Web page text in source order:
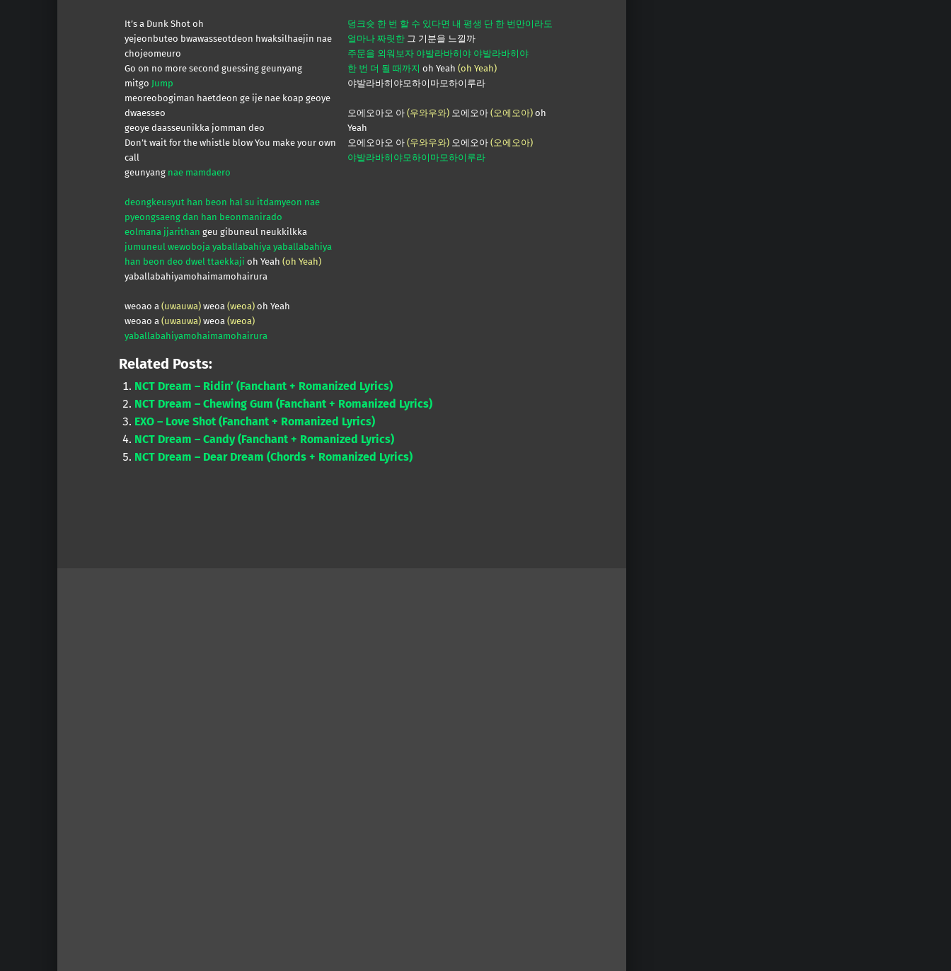
It’s a Dunk Shot oh
yejeonbuteo bwawasseotdeon hwaksilhaejin nae
chojeomeuro
Go on no more second guessing geunyang
mitgo Jump
meoreobogiman haetdeon ge ije nae koap geoye
dwaesseo
geoye daasseunikka jomman deo
Don’t wait for the whistle blow You make your own
call
geunyang nae mamdaero
deongkeusyut han beon hal su itdamyeon nae
pyeongsaeng dan han beonmanirado
eolmana jjarithan geu gibuneul neukkilkka
jumuneul wewoboja yaballabahiya yaballabahiya
han beon deo dwel ttaekkaji oh Yeah (oh Yeah)
yaballabahiyamohaimamohairura
weoao a (uwauwa)weoa (weoa)oh Yeah
weoao a (uwauwa)weoa (weoa)
yaballabahiyamohaimamohairura
덩크슛 한 번 할 수 있다면 내 평생 단 한 번만이라도
얼마나 짜릿한그 기분을 느낄까
주문을 외워보자 야발라바히야 야발라바히야
한 번 더 될 때까지 oh Yeah (oh Yeah)
야발라바히야모하이마모하이루라
오에오아오 아 (우와우와)오에오아 (오에오아)oh
Yeah
오에오아오 아 (우와우와)오에오아 (오에오아)
야발라바히야모하이마모하이루라
Related Posts:
NCT Dream – Ridin’ (Fanchant + Romanized Lyrics)
NCT Dream – Chewing Gum (Fanchant + Romanized Lyrics)
EXO – Love Shot (Fanchant + Romanized Lyrics)
NCT Dream – Candy (Fanchant + Romanized Lyrics)
NCT Dream – Dear Dream (Chords + Romanized Lyrics)